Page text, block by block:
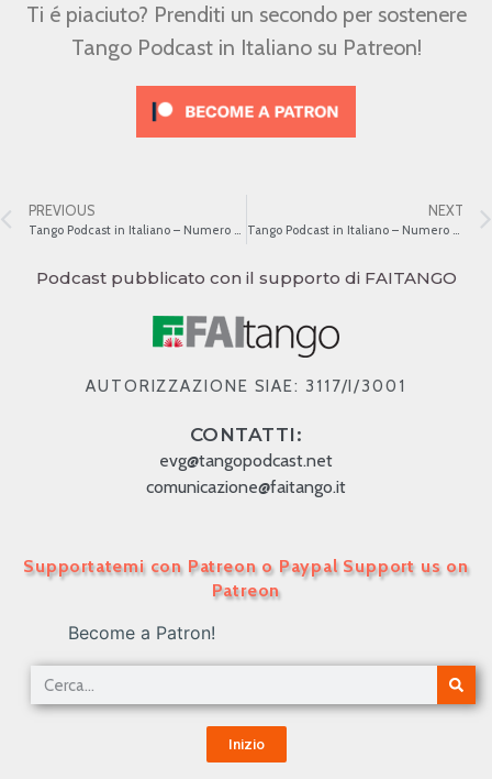
Ti é piaciuto? Prenditi un secondo per sostenere
Tango Podcast in Italiano su Patreon!
PREVIOUS
Tango Podcast in Italiano – Numero 412 – La Nazionalità di Gardel II
NEXT
Tango Podcast in Italiano – Numero 414 – Traffici da Parigi a Buenos Aires II
Podcast pubblicato con il supporto di FAITANGO
AUTORIZZAZIONE SIAE: 3117/I/3001
CONTATTI:
evg@tangopodcast.net
comunicazione@faitango.it
Supportatemi con Patreon o Paypal Support us on
Patreon
Become a Patron!
Inizio